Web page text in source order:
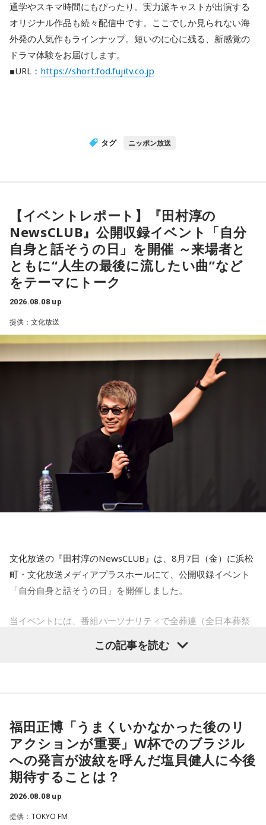
通学やスキマ時間にもぴったり。実力派キャストが出演する
オリジナル作品も続々配信中です。ここでしか見られない海
外発の人気作もラインナップ。短いのに心に残る、新感覚の
ドラマ体験をお届けします。
■URL： https://short.fod.fujitv.co.jp
タグ ニッポン放送
【イベントレポート】『田村淳の
NewsCLUB』公開収録イベント「自分
自身と話そうの日」を開催 ～来場者と
ともに“人生の最後に流したい曲”など
をテーマにトーク
2026.08.08 up
提供：文化放送
文化放送の『田村淳のNewsCLUB』は、8月7日（金）に浜松
町・文化放送メディアプラスホールにて、公開収録イベント
「自分自身と話そうの日」を開催しました。
当イベントには、番組パーソナリティで全葬連（全日本葬祭
村淳と、アシスタントの砂山圭大郎アナウンサーが登壇。
昨年に続き2回目の開催となる本イベントは、参加者が自分自
身を見つめ直す2つのコーナーで展開。「自分への表彰状を送
ろう」のコーナーでは、大きな成功でなくても「自分、本当
によく頑張ったな」と思えるこれまでの出来事を、“自分への
表彰状”という形で来場者から募集・紹介。自身の記憶を改め
て言葉にすることで、人生をじっくりと見つめ直す時間とな
この記事を読む
福田正博「うまくいかなかった後のリ
アクションが重要」W杯でのブラジル
への発言が波紋を呼んだ塩貝健人に今後
期待することは？
2026.08.08 up
提供：TOKYO FM